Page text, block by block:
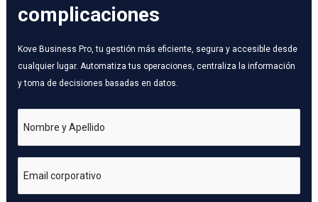
complicaciones
Kove Business Pro, tu gestión más eficiente, segura y accesible desde
cualquier lugar. Automatiza tus operaciones, centraliza la información
y toma de decisiones basadas en datos.
Nombre y Apellido
Email corporativo